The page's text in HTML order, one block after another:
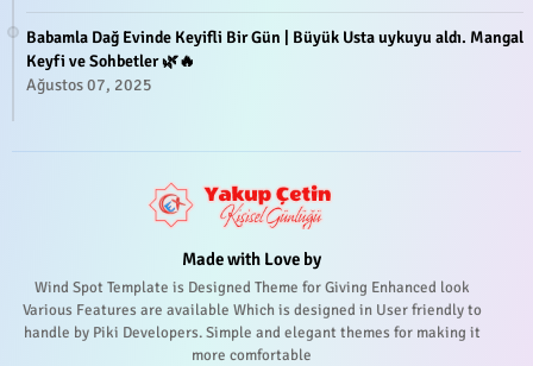
Babamla Dağ Evinde Keyifli Bir Gün | Büyük Usta uykuyu aldı. Mangal
Keyfi ve Sohbetler 🌿🔥
Ağustos 07, 2025
Made with Love by
Wind Spot Template is Designed Theme for Giving Enhanced look
Various Features are available Which is designed in User friendly to
handle by Piki Developers. Simple and elegant themes for making it
more comfortable